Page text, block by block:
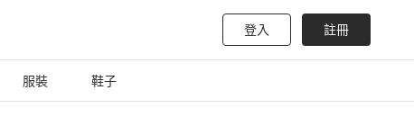
登入 註冊
服裝 鞋子